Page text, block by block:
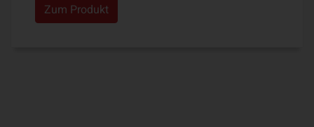
Zum Produkt